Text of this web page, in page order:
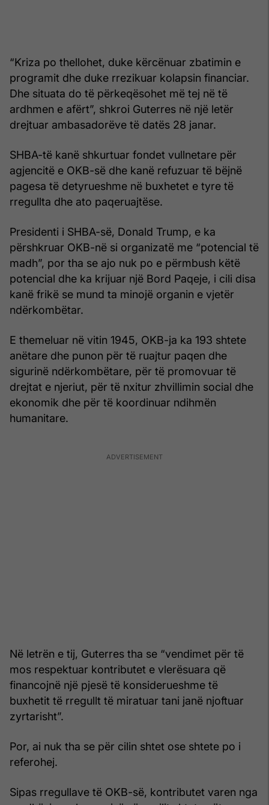
“Kriza po thellohet, duke kërcënuar zbatimin e
programit dhe duke rrezikuar kolapsin financiar.
Dhe situata do të përkeqësohet më tej në të
ardhmen e afërt”, shkroi Guterres në një letër
drejtuar ambasadorëve të datës 28 janar.
SHBA-të kanë shkurtuar fondet vullnetare për
agjencitë e OKB-së dhe kanë refuzuar të bëjnë
pagesa të detyrueshme në buxhetet e tyre të
rregullta dhe ato paqeruajtëse.
Presidenti i SHBA-së, Donald Trump, e ka
përshkruar OKB-në si organizatë me “potencial të
madh”, por tha se ajo nuk po e përmbush këtë
potencial dhe ka krijuar një Bord Paqeje, i cili disa
kanë frikë se mund ta minojë organin e vjetër
ndërkombëtar.
E themeluar në vitin 1945, OKB-ja ka 193 shtete
anëtare dhe punon për të ruajtur paqen dhe
sigurinë ndërkombëtare, për të promovuar të
drejtat e njeriut, për të nxitur zhvillimin social dhe
ekonomik dhe për të koordinuar ndihmën
humanitare.
Në letrën e tij, Guterres tha se “vendimet për të
mos respektuar kontributet e vlerësuara që
financojnë një pjesë të konsiderueshme të
buxhetit të rregullt të miratuar tani janë njoftuar
zyrtarisht”.
Por, ai nuk tha se për cilin shtet ose shtete po i
referohej.
Sipas rregullave të OKB-së, kontributet varen nga